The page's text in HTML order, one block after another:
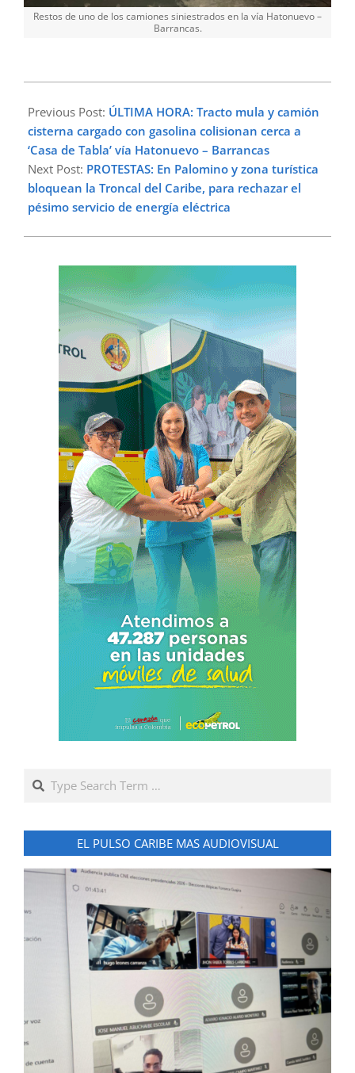
Restos de uno de los camiones siniestrados en la vía Hatonuevo –
Barrancas.
09-
13
Previous Post: ÚLTIMA HORA: Tracto mula y camión
cisterna cargado con gasolina colisionan cerca a
‘Casa de Tabla’ vía Hatonuevo – Barrancas
Next Post: PROTESTAS: En Palomino y zona turística
bloquean la Troncal del Caribe, para rechazar el
pésimo servicio de energía eléctrica
Search
EL PULSO CARIBE MAS AUDIOVISUAL